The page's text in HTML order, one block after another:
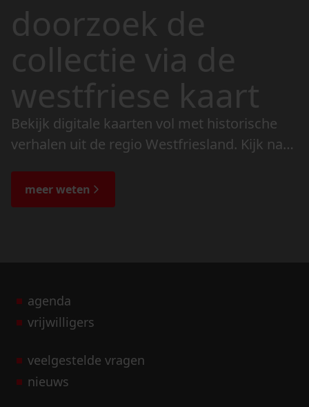
doorzoek de
collectie via de
westfriese kaart
Bekijk digitale kaarten vol met historische
verhalen uit de regio Westfriesland. Kijk naar
de bijzondere verhalen.
meer weten
agenda
vrijwilligers
veelgestelde vragen
nieuws